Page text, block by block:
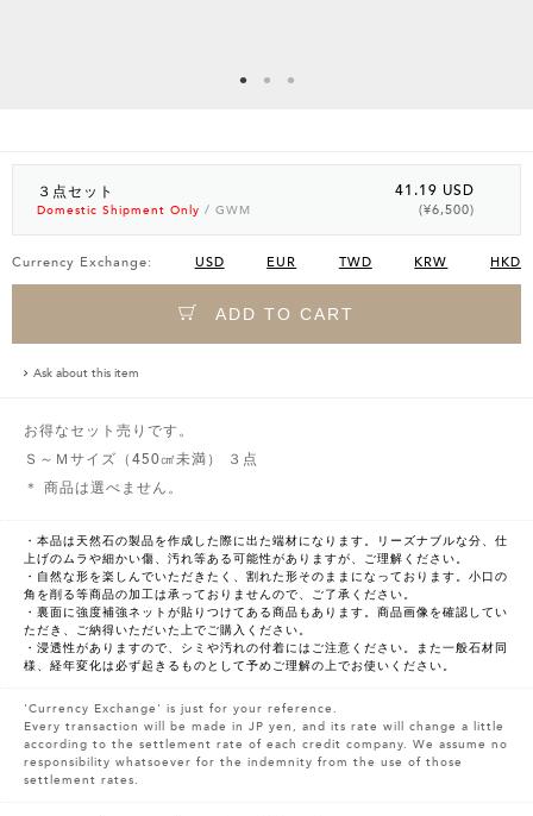
３点セット
Domestic Shipment Only / GWM
41.19 USD
(¥6,500)
Currency Exchange: USD EUR TWD KRW HKD
ADD TO CART
Ask about this item
お得なセット売りです。
Ｓ～Ｍサイズ（450㎠未満） ３点
＊ 商品は選べません。
・本品は天然石の製品を作成した際に出た端材になります。リーズナブルな分、仕
上げのムラや細かい傷、汚れ等ある可能性がありますが、ご理解ください。
・自然な形を楽しんでいただきたく、割れた形そのままになっております。小口の
角を削る等商品の加工は承っておりませんので、ご了承ください。
・裏面に強度補強ネットが貼りつけてある商品もあります。商品画像を確認してい
ただき、ご納得いただいた上でご購入ください。
・浸透性がありますので、シミや汚れの付着にはご注意ください。また一般石材同
様、経年変化は必ず起きるものとして予めご理解の上でお使いください。
'Currency Exchange' is just for your reference.
Every transaction will be made in JP yen, and its rate will change a little
according to the settlement rate of each credit company. We assume no
responsibility whatsoever for the indemnity from the use of those
settlement rates.